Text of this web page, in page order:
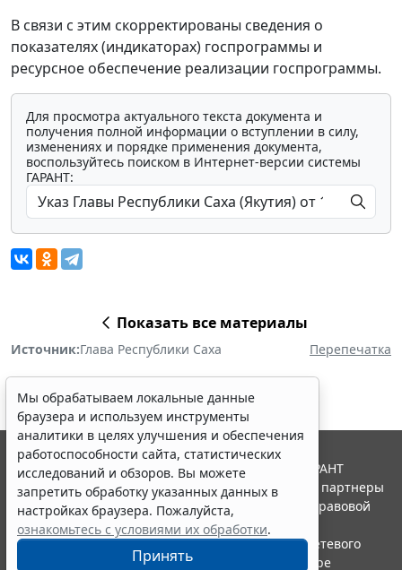
В связи с этим скорректированы сведения о
показателях (индикаторах) госпрограммы и
ресурсное обеспечение реализации госпрограммы.
Для просмотра актуального текста документа и
получения полной информации о вступлении в силу,
изменениях и порядке применения документа,
воспользуйтесь поиском в Интернет-версии системы
ГАРАНТ:
Показать все материалы
Источник:Глава Республики Саха Перепечатка
Мы обрабатываем локальные данные
браузера и используем инструменты
аналитики в целях улучшения и обеспечения
работоспособности сайта, статистических
исследований и обзоров. Вы можете
запретить обработку указанных данных в
настройках браузера. Пожалуйста,
ознакомьтесь с условиями их обработки.
Принять
© ООО "НПП "ГАРАНТ-СЕРВИС", 2026. Система ГАРАНТ
выпускается с 1990 года. Компания "Гарант" и ее партнеры
являются участниками Российской ассоциации правовой
информации ГАРАНТ.
Портал ГАРАНТ.РУ зарегистрирован в качестве сетевого
издания Федеральной службой по надзору в сфере